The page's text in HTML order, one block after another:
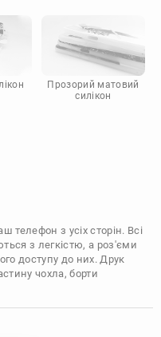
Прозорий матовий
силікон
телефон з усіх сторін. Всі
з легкістю, а роз'єми
доступу до них. Друк
чохла, борти